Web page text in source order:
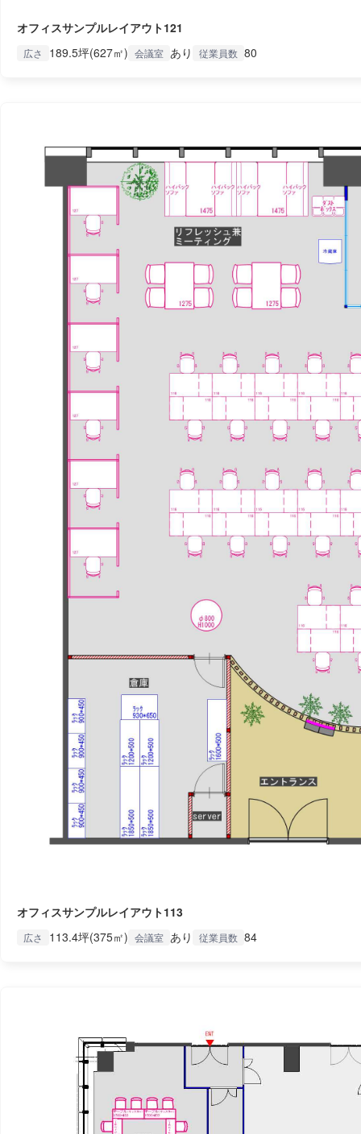
オフィスサンプルレイアウト121
広さ 189.5坪(627㎡) 会議室 あり 従業員数 80
オフィスサンプルレイアウト113
広さ 113.4坪(375㎡) 会議室 あり 従業員数 84